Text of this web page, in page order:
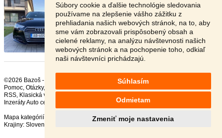
Súbory cookie a ďalšie technológie sledovania
používame na zlepšenie vášho zážitku z
prehliadania našich webových stránok, na to, aby
sme vám zobrazovali prispôsobený obsah a
cielené reklamy, na analýzu návštevnosti našich
webových stránok a na pochopenie toho, odkiaľ
naši návštevníci prichádzajú.
Súhlasím
Odmietam
Zmeniť moje nastavenia
A4 AVANT AUTOMAT B9 1968cm3 140kw Automat-
A7 r.v.2016 319000km ...
Pezinok - 902 01
10 000 €
©2026 Bazoš -
Pomoc, Otázky, Hodnotenie
RSS,
Inzeráty Auto celkom:
, za 24 hodín:12320
Mapa kategórií
Najvyhľadávanejšie výrazy
Krajiny: Slovensko Rakúsko